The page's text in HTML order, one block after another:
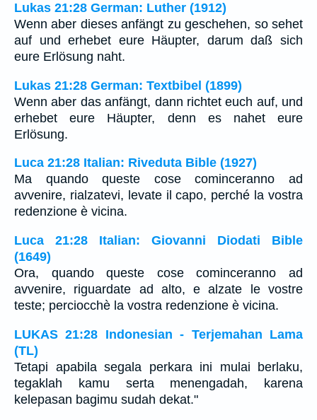
Lukas 21:28 German: Luther (1912)
Wenn aber dieses anfängt zu geschehen, so sehet
auf und erhebet eure Häupter, darum daß sich
eure Erlösung naht.
Lukas 21:28 German: Textbibel (1899)
Wenn aber das anfängt, dann richtet euch auf, und
erhebet eure Häupter, denn es nahet eure
Erlösung.
Luca 21:28 Italian: Riveduta Bible (1927)
Ma quando queste cose cominceranno ad
avvenire, rialzatevi, levate il capo, perché la vostra
redenzione è vicina.
Luca 21:28 Italian: Giovanni Diodati Bible
(1649)
Ora, quando queste cose cominceranno ad
avvenire, riguardate ad alto, e alzate le vostre
teste; perciocchè la vostra redenzione è vicina.
LUKAS 21:28 Indonesian - Terjemahan Lama
(TL)
Tetapi apabila segala perkara ini mulai berlaku,
tegaklah kamu serta menengadah, karena
kelepasan bagimu sudah dekat."